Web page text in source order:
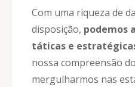
Com uma riqueza de
disposição, podemos
táticas e
nossa compreensão
mergulharmos nas